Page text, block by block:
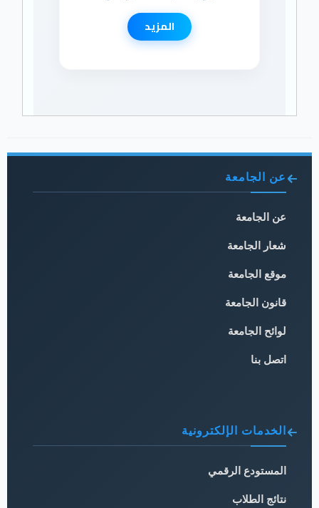
المزيد
عن الجامعة
عن الجامعة
شعار الجامعة
موقع الجامعة
قانون الجامعة
لوائح الجامعة
اتصل بنا
الخدمات الإلكترونية
المستودع الرقمي
نتائج الطلاب